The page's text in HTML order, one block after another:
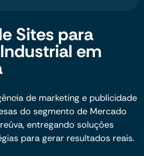
Sites para
em
de marketing e publicidade
do segmento de Mercado
entregando soluções
para gerar resultados reais.